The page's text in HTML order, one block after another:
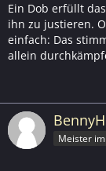
Ein Dob erfüllt
ihn zu justieren.
einfach: Das
allein
BennyH
Meister